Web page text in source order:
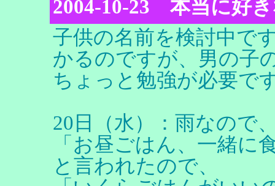
2004-10-23 本当に好
子供の名前を検討中で
かるのですが、男の子
ちょっと勉強が必要で
20日（水）：雨なので
「お昼ごはん、一緒に
と言われたので、